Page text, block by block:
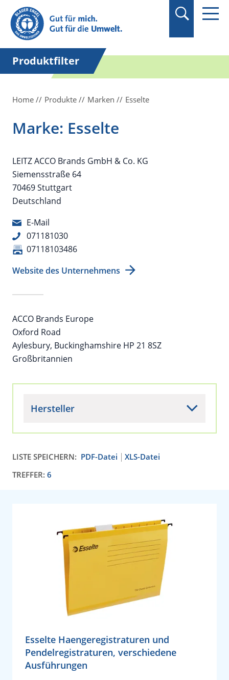
Suchbegriff in
Anführungszeichen
setzen.
Produktfilter
Home Produkte Marken Esselte
Marke: Esselte
LEITZ ACCO Brands GmbH & Co. KG
Siemensstraße 64
70469 Stuttgart
Deutschland
E-Mail
071181030
07118103486
Website des Unternehmens
ACCO Brands Europe
Oxford Road
Aylesbury, Buckinghamshire HP 21 8SZ
Großbritannien
Hersteller
LISTE SPEICHERN: PDF-Datei
XLS-Datei
TREFFER: 6
Esselte Haengeregistraturen und
Pendelregistraturen, verschiedene
Ausführungen